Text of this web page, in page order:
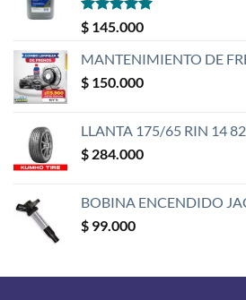
Valorado
con
$ 145.000
MANTENIMIENTO DE
$ 150.000
LLANTA 175/65 RIN 14
$ 284.000
BOBINA ENCENDIDO
$ 99.000